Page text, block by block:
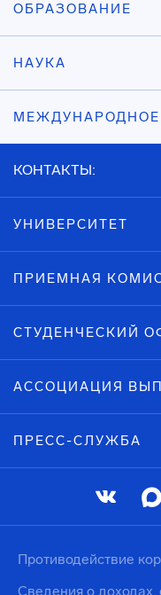
ОБРАЗОВАНИЕ
НАУКА
МЕЖДУНАРОДНОЕ
КОНТАКТЫ:
УНИВЕРСИТЕТ
ПРИЕМНАЯ
СТУДЕНЧЕСКИЙ
АССОЦИАЦИЯ
ПРЕСС-СЛУЖБА
Противодействие
Сведения о